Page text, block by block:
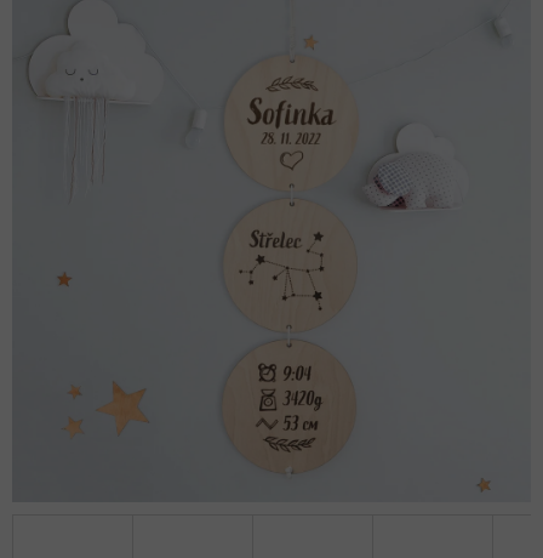
HVIEZDIČIEK.